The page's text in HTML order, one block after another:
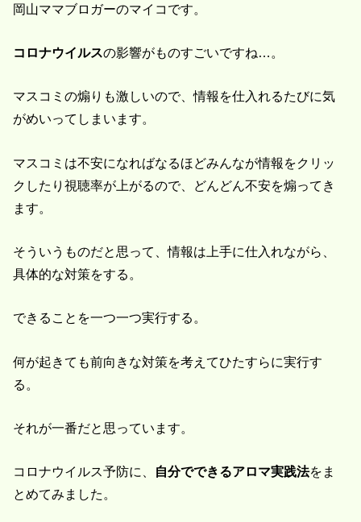
岡山ママブロガーのマイコです。
コロナウイルスの影響がものすごいですね…。
マスコミの煽りも激しいので、情報を仕入れるたびに気
がめいってしまいます。
マスコミは不安になればなるほどみんなが情報をクリッ
クしたり視聴率が上がるので、どんどん不安を煽ってき
ます。
そういうものだと思って、情報は上手に仕入れながら、
具体的な対策をする。
できることを一つ一つ実行する。
何が起きても前向きな対策を考えてひたすらに実行す
る。
それが一番だと思っています。
コロナウイルス予防に、 自分でできるアロマ実践法をま
とめてみました。